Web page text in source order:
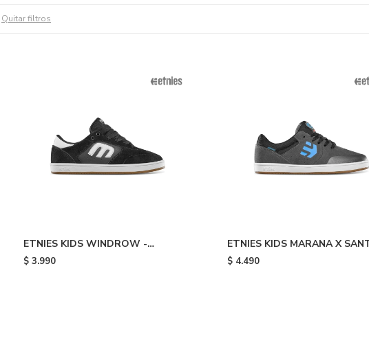
Quitar filtros
ETNIES KIDS WINDROW -
Black/white
$ 3.990
ETNIES KIDS MARANA X
CRUZ - Grey
$ 4.490